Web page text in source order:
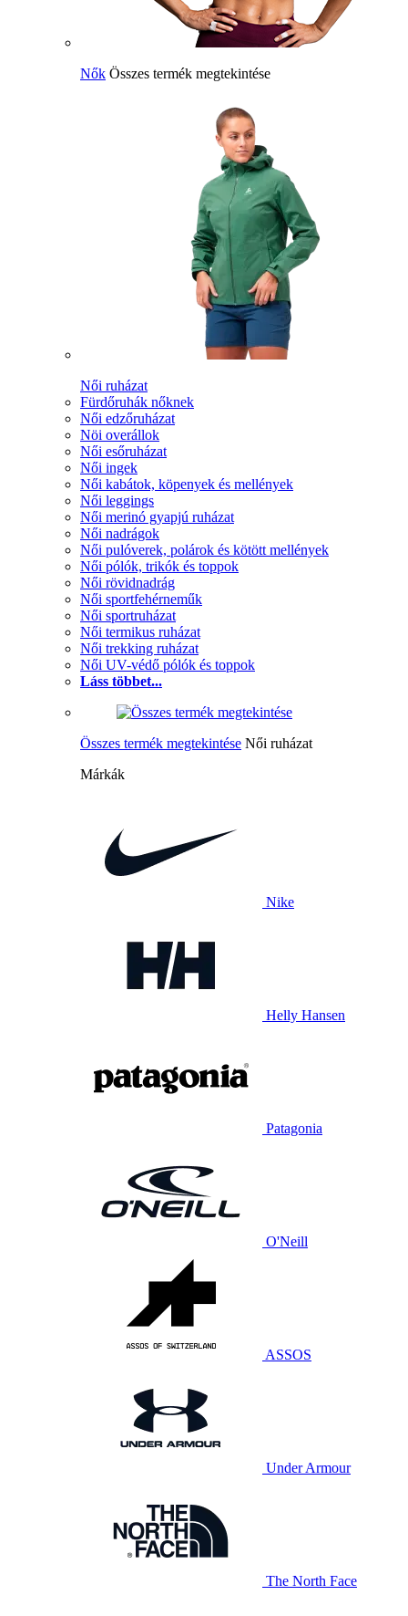
Nők Összes termék megtekintése
Női ruházat
Fürdőruhák nőknek
Női edzőruházat
Nöi overállok
Női esőruházat
Női ingek
Női kabátok, köpenyek és mellények
Női leggings
Női merinó gyapjú ruházat
Női nadrágok
Női pulóverek, polárok és kötött mellények
Női pólók, trikók és toppok
Női rövidnadrág
Női sportfehérneműk
Női sportruházat
Női termikus ruházat
Női trekking ruházat
Női UV-védő pólók és toppok
Láss többet...
Összes termék megtekintése Női ruházat
Márkák
Nike
Helly Hansen
Patagonia
O'Neill
ASSOS
Under Armour
The North Face